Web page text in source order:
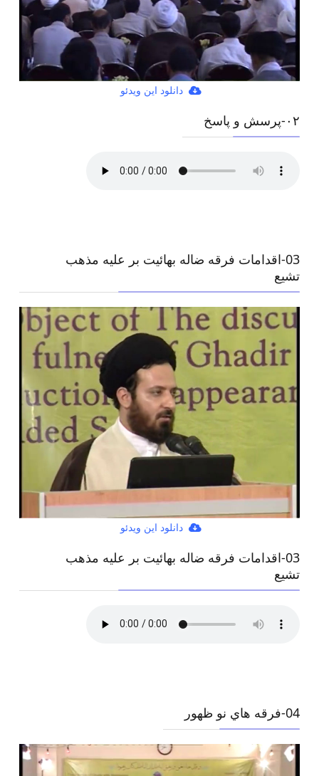
دانلود این ویدئو
۰٢-پرسش و پاسخ
03-اقدامات فرقه ضاله بهائيت بر عليه مذهب
تشيع
دانلود این ویدئو
03-اقدامات فرقه ضاله بهائيت بر عليه مذهب
تشيع
04-فرقه هاي نو ظهور